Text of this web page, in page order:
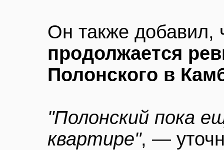
Он также добавил,
продолжается
Полонского в
"Полонский пока
квартире", —